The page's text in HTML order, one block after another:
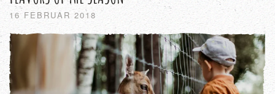
16 FEBRUAR 2018